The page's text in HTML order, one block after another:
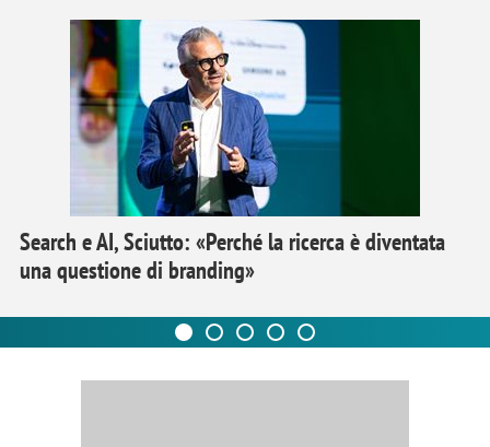
Search e AI, Sciutto: «Perché la ricerca è diventata
una questione di branding»